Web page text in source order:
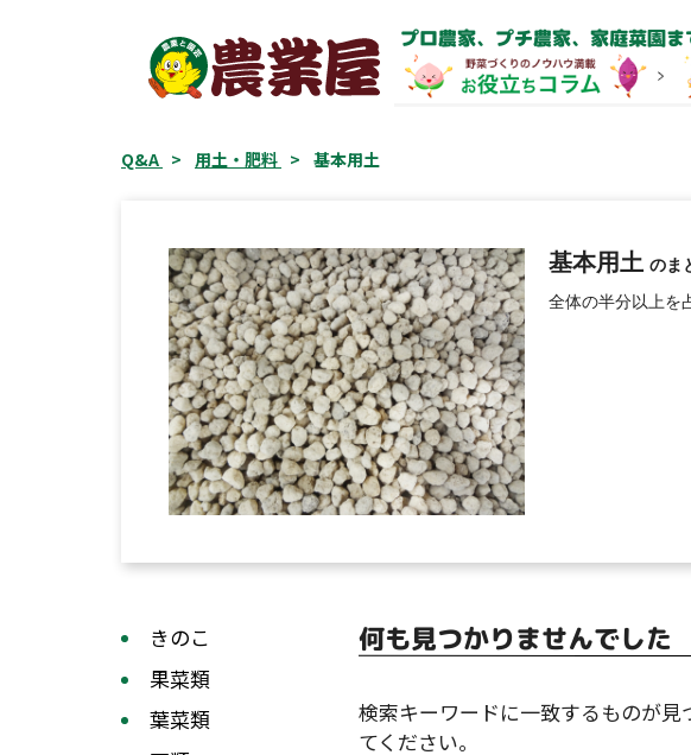
プロ農家、プチ農家、家庭菜園
Q&A > 用土・肥料 > 基本用土
基本用土 のま
全体の半分以上を
きのこ
果菜類
葉菜類
何も見つかりませんでした
検索キーワードに一致するものが
てください。